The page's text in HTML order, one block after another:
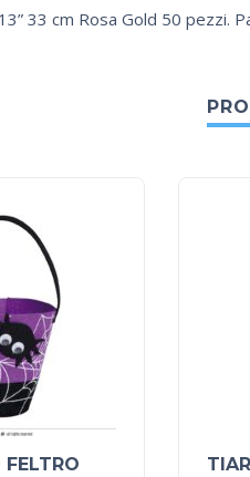
33 cm Rosa Gold 50 pezzi.
FELTRO